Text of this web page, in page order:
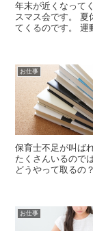
年末が近くなって
スマス会です。 夏休みが終わると行事たちが怒涛のように押し寄せ
てくるのです。 運動会。 ハロウィン。 そしてクリスマス会…。 今
お仕事
保育士不足が叫ば
たくさんいるのではないかと思
どうやって取るの
お仕事